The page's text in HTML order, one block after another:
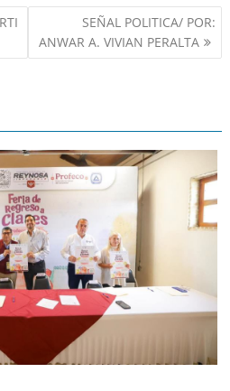
SEÑAL POLITICA/ POR:
ANWAR A. VIVIAN PERALTA